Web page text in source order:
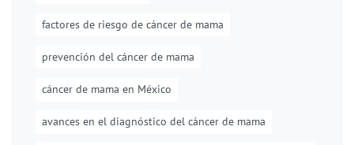
factores de riesgo de cáncer de mama
prevención del cáncer de mama
cáncer de mama en México
avances en el diagnóstico del cáncer de mama